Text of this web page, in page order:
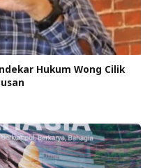
Hukum Wong Cilik